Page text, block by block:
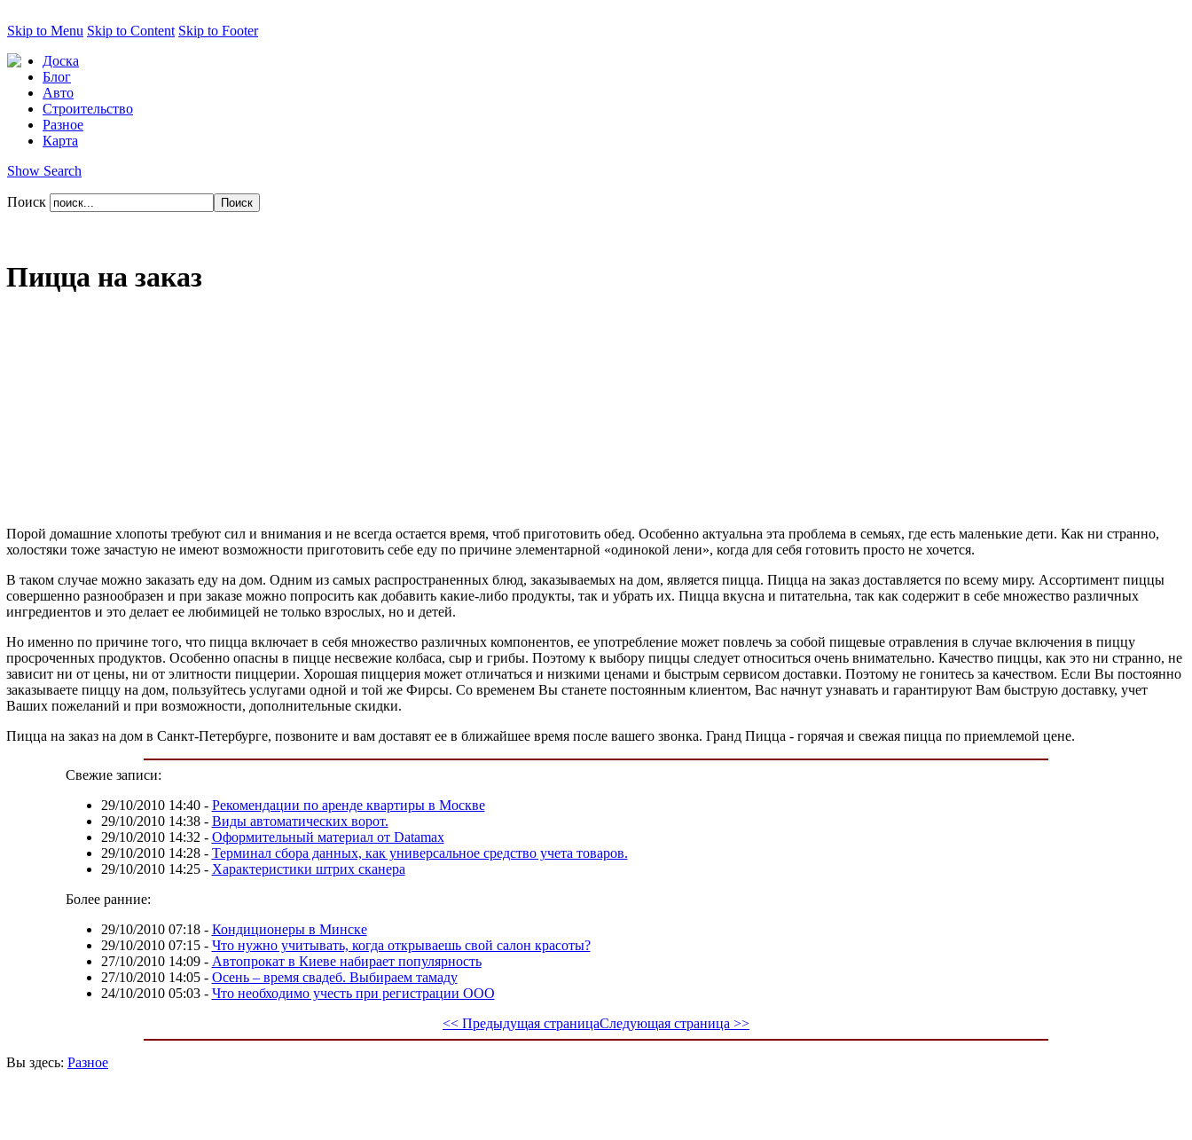
Skip to Menu Skip to Content Skip to Footer
Доска
Блог
Авто
Строительство
Разное
Карта
Show Search
Поиск
Пицца на заказ
Порой домашние хлопоты требуют сил и внимания и не всегда остается время, чтоб приготовить обед. Особенно актуальна эта проблема в семьях, где есть маленькие дети. Как ни странно,
холостяки тоже зачастую не имеют возможности приготовить себе еду по причине элементарной «одинокой лени», когда для себя готовить просто не хочется.
В таком случае можно заказать еду на дом. Одним из самых распространенных блюд, заказываемых на дом, является пицца. Пицца на заказ доставляется по всему миру. Ассортимент пиццы
совершенно разнообразен и при заказе можно попросить как добавить какие-либо продукты, так и убрать их. Пицца вкусна и питательна, так как содержит в себе множество различных
ингредиентов и это делает ее любимицей не только взрослых, но и детей.
Но именно по причине того, что пицца включает в себя множество различных компонентов, ее употребление может повлечь за собой пищевые отравления в случае включения в пиццу
просроченных продуктов. Особенно опасны в пицце несвежие колбаса, сыр и грибы. Поэтому к выбору пиццы следует относиться очень внимательно. Качество пиццы, как это ни странно, не
зависит ни от цены, ни от элитности пиццерии. Хорошая пиццерия может отличаться и низкими ценами и быстрым сервисом доставки. Поэтому не гонитесь за качеством. Если Вы постоянно
заказываете пиццу на дом, пользуйтесь услугами одной и той же Фирсы. Со временем Вы станете постоянным клиентом, Вас начнут узнавать и гарантируют Вам быструю доставку, учет
Ваших пожеланий и при возможности, дополнительные скидки.
Пицца на заказ на дом в Санкт-Петербурге, позвоните и вам доставят ее в ближайшее время после вашего звонка. Гранд Пицца - горячая и свежая пицца по приемлемой цене.
Свежие записи:
29/10/2010 14:40- Рекомендации по аренде квартиры в Москве
29/10/2010 14:38- Виды автоматических ворот.
29/10/2010 14:32 - Оформительный материал от Datamax
29/10/2010 14:28- Терминал сбора данных, как универсальное средство учета товаров.
29/10/2010 14:25- Характеристики штрих сканера
Более ранние:
29/10/2010 07:18- Кондиционеры в Минске
29/10/2010 07:15- Что нужно учитывать, когда открываешь свой салон красоты?
27/10/2010 14:09- Автопрокат в Киеве набирает популярность
27/10/2010 14:05- Осень – время свадеб. Выбираем тамаду
24/10/2010 05:03- Что необходимо учесть при регистрации ООО
<< Предыдущая страницаСледующая страница >>
Вы здесь: Разное